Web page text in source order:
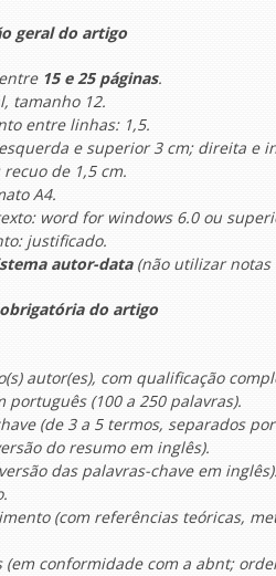
geral do artigo
15 e 25 páginas.
tamanho 12.
entre linhas: 1,5.
e superior 3 cm; direita e
de 1,5 cm.
A4.
word for windows 6.0 ou
justificado.
autor-data(não utilizar notas
do artigo
autor(es), com qualificação
português (100 a 250 palavras).
(de 3 a 5 termos, separados
do resumo em inglês).
das palavras-chave em inglês).
(com referências teóricas,
(em conformidade com a abnt;